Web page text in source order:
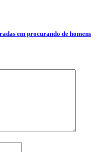
em procurando de homens